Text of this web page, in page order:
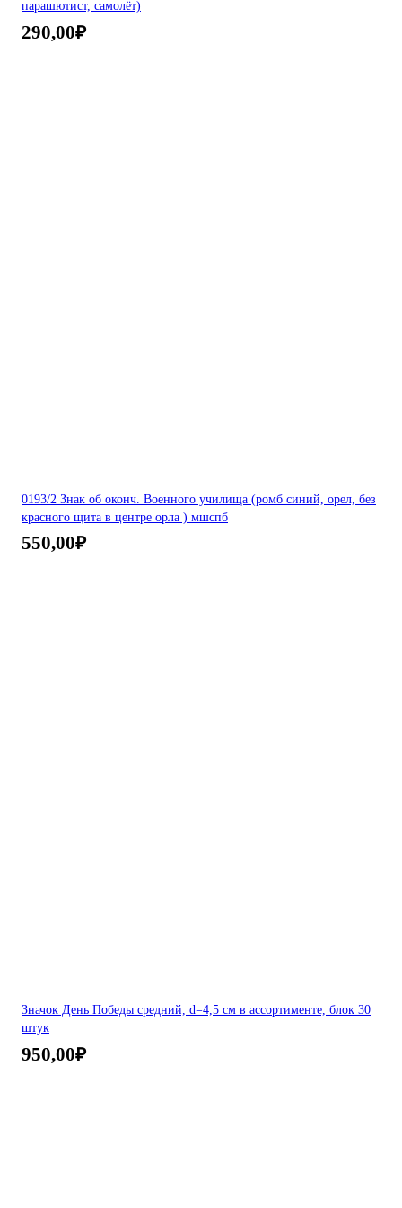
парашютист, самолёт)
290,00₽
0193/2 Знак об оконч. Военного училища (ромб синий, орел, без
красного щита в центре орла ) мшспб
550,00₽
Значок День Победы средний, d=4,5 см в ассортименте, блок 30
штук
950,00₽